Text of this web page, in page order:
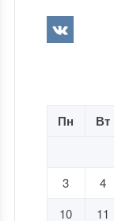
Пн Вт
3
4
10
11